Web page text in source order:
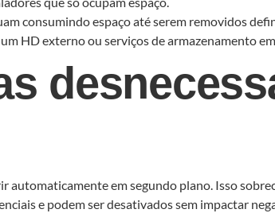
consumindo espaço até serem removidos
HD externo ou serviços de armazenamento
em segundo plano. Isso
e podem ser desativados sem impactar